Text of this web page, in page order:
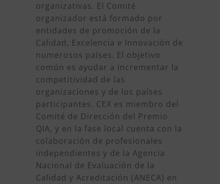
organizativas. El Comité
organizador está formado por
entidades de promoción de la
Calidad, Excelencia e Innovación de
numerosos países. El objetivo
común es ayudar a incrementar la
competitividad de las
organizaciones y de los países
participantes. CEX es miembro del
Comité de Dirección del Premio
QIA, y en la fase local cuenta con la
colaboración de profesionales
independientes y de la Agencia
Nacional de Evaluación de la
Calidad y Acreditación (ANECA) en